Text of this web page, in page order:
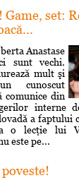
Game, set:
Anastase
sunt vechi.
mult şi
cunoscut
comunice din
interne
a faptului
lecţie lui
este pe...